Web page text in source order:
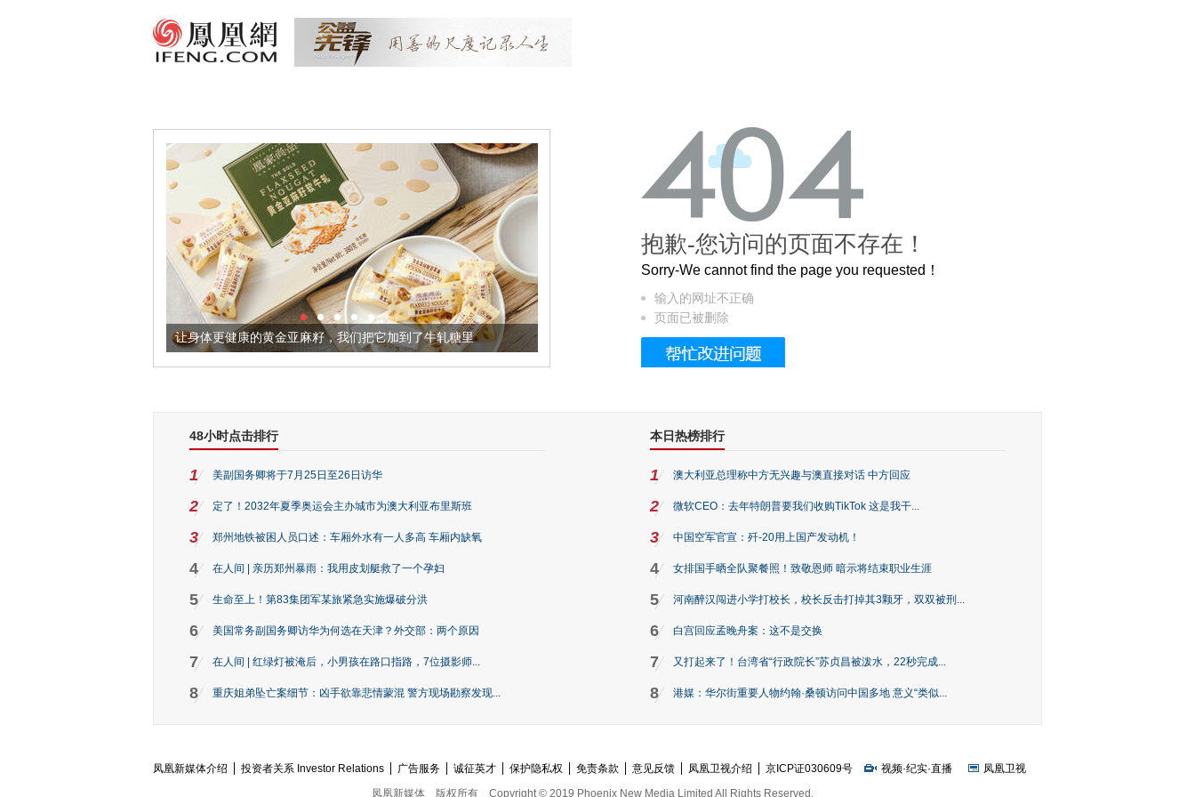
让身体更健康的黄金亚麻籽，我们把它加到了牛轧糖里 被列入佛家七宝的它到底有多美？
抱歉-您访问的页面不存在！
Sorry-We cannot find the page you requested！
输入的网址不正确
页面已被删除
48小时点击排行
1 美副国务卿将于7月25日至26日访华
2 定了！2032年夏季奥运会主办城市为澳大利亚布里斯班
3 郑州地铁被困人员口述：车厢外水有一人多高 车厢内缺氧
4 在人间 | 亲历郑州暴雨：我用皮划艇救了一个孕妇
5 生命至上！第83集团军某旅紧急实施爆破分洪
6 美国常务副国务卿访华为何选在天津？外交部：两个原因
7 在人间 | 红绿灯被淹后，小男孩在路口指路，7位摄影师...
8 重庆姐弟坠亡案细节：凶手欲靠悲情蒙混 警方现场勘察发现...
本日热榜排行
1 澳大利亚总理称中方无兴趣与澳直接对话 中方回应
2 微软CEO：去年特朗普要我们收购TikTok 这是我干...
3 中国空军官宣：歼-20用上国产发动机！
4 女排国手晒全队聚餐照！致敬恩师 暗示将结束职业生涯
5 河南醉汉闯进小学打校长，校长反击打掉其3颗牙，双双被刑...
6 白宫回应孟晚舟案：这不是交换
7 又打起来了！台湾省“行政院长”苏贞昌被泼水，22秒完成...
8 港媒：华尔街重要人物约翰·桑顿访问中国多地 意义“类似...
凤凰新媒体介绍 投资者关系 Investor Relations 广告服务 诚征英才 保护隐私权 免责条款 意见反馈 凤凰卫视介绍 京ICP证030609号 视频·纪实·直播
凤凰卫视
凤凰新媒体
版权所有 Copyright © 2019 Phoenix New Media Limited All Rights Reserved.